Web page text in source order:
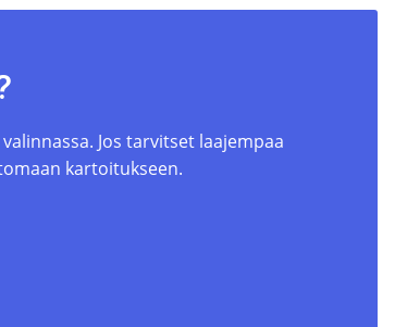
Jos tarvitset laajempaa
kartoitukseen.